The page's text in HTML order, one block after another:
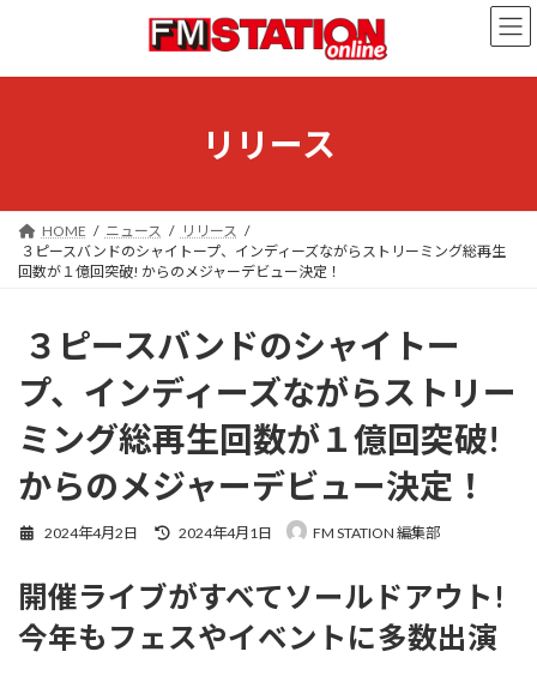
ン
ー
リリース
HOME ニュース
リリース
３ピースバンドのシャイトープ、インディーズながらストリーミング総再生
回数が１億回突破! からのメジャーデビュー決定！
３ピースバンドのシャイトー
プ、インディーズながらストリー
ミング総再生回数が１億回突破!
からのメジャーデビュー決定！
2024年4月2日
最
新
日
時
2024年4月1日 FM STATION 編集部
開催ライブがすべてソールドアウト!
今年もフェスやイベントに多数出演